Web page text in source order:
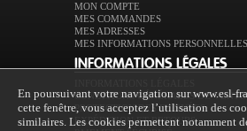
MON COMPTE
MES COMMANDES
MES ADRESSES
MES INFORMATIONS PERSONNELLES
INFORMATIONS LÉGALES
CONDITIONS GÉNÉRALES DE VENTE
PROTECTION DES DONNÉES
EXPÉDITION ET RETOURS
En poursuivant votre navigation sur www.esl-
cette fenêtre, vous acceptez l’utilisation des
similaires. Les cookies permettent notamment